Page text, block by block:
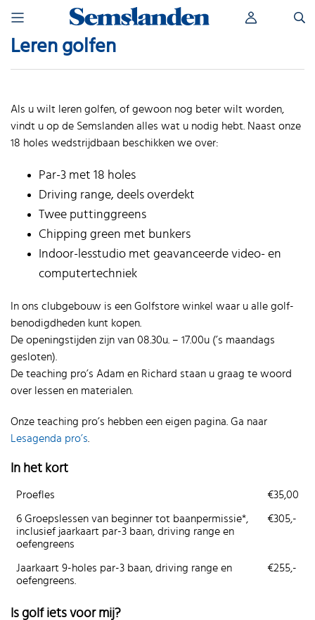
naar:
Leren golfen
Als u wilt leren golfen, of gewoon nog beter wilt worden,
vindt u op de Semslanden alles wat u nodig hebt. Naast onze
18 holes wedstrijdbaan beschikken we over:
Par-3 met 18 holes
Driving range, deels overdekt
Twee puttinggreens
Chipping green met bunkers
Indoor-lesstudio met geavanceerde video- en
computertechniek
In ons clubgebouw is een Golfstore winkel waar u alle golf-
benodigdheden kunt kopen.
De openingstijden zijn van 08.30u. – 17.00u (’s maandags
gesloten).
De teaching pro’s Adam en Richard staan u graag te woord
over lessen en materialen.
Onze teaching pro’s hebben een eigen pagina. Ga naar
Lesagenda pro’s
In het kort
Proefles €35,00
6 Groepslessen van beginner tot baanpermissie*,
inclusief jaarkaart par-3 baan, driving range en
oefengreens
€305,-
Jaarkaart 9-holes par-3 baan, driving range en
oefengreens.
€255,-
Is golf iets voor mij?